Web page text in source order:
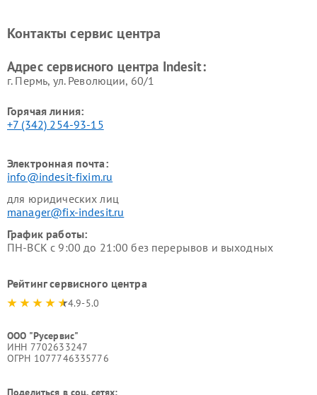
Indesit
Indesit
Контакты сервис центра
Адрес сервисного центра Indesit:
г. Пермь, ул. ​Революции, 60/1
Горячая линия:
+7 (342) 254-93-15
Электронная почта:
info@indesit-fixim.ru
для юридических лиц
manager@fix-indesit.ru
График работы:
ПН-ВСК с 9:00 до 21:00 без перерывов и выходных
Рейтинг сервисного центра
4.9-5.0
ООО "Русервис"
ИНН 7702633247
ОГРН 1077746335776
Поделиться в соц. сетях: